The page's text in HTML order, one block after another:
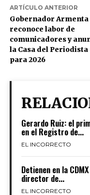
ARTÍCULO ANTERIOR
Gobernador Armenta
reconoce labor de
comunicadores y
la Casa del Periodista
para 2026
Gerardo Ruiz: el
en el Registro de...
EL INCORRECTO
Detienen en la
director de...
EL INCORRECTO